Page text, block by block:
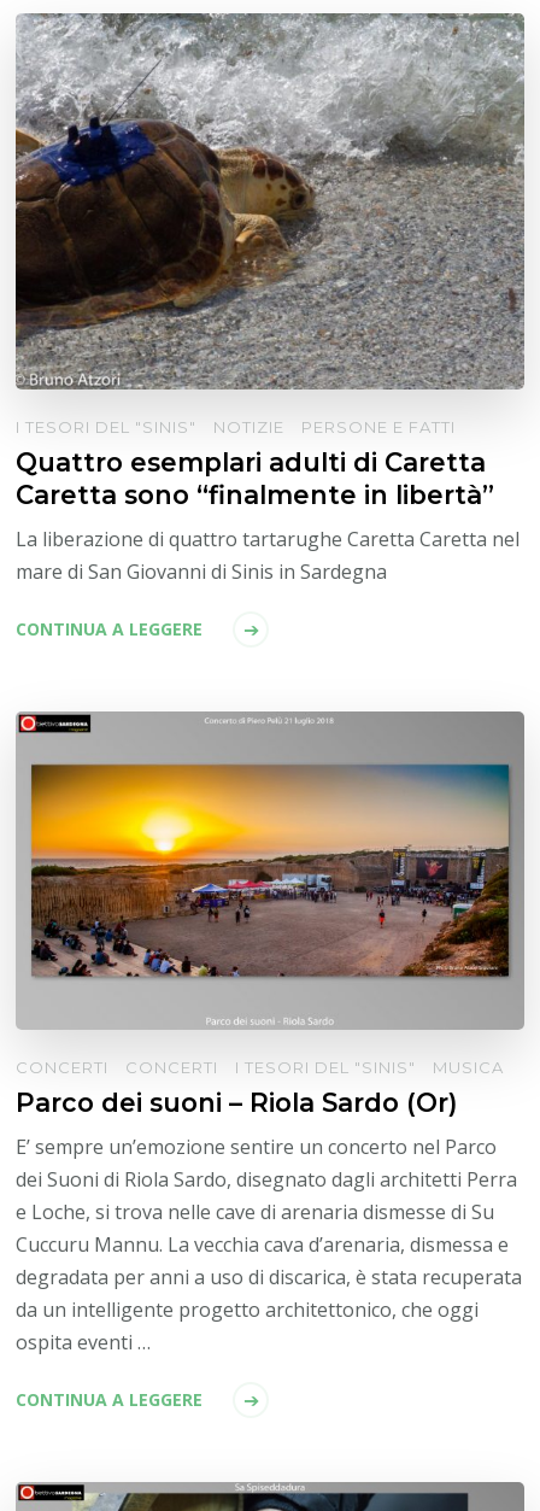
I TESORI DEL "SINIS" NOTIZIE PERSONE E FATTI
Quattro esemplari adulti di Caretta
Caretta sono “finalmente in libertà”
La liberazione di quattro tartarughe Caretta Caretta nel
mare di San Giovanni di Sinis in Sardegna
CONTINUA A LEGGERE
CONCERTI CONCERTI I TESORI DEL "SINIS" MUSICA
Parco dei suoni – Riola Sardo (Or)
E’ sempre un’emozione sentire un concerto nel Parco
dei Suoni di Riola Sardo, disegnato dagli architetti Perra
e Loche, si trova nelle cave di arenaria dismesse di Su
Cuccuru Mannu. La vecchia cava d’arenaria, dismessa e
degradata per anni a uso di discarica, è stata recuperata
da un intelligente progetto architettonico, che oggi
ospita eventi …
CONTINUA A LEGGERE